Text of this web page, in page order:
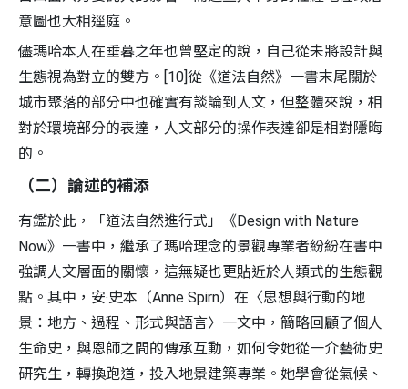
意圖也大相逕庭。
儘瑪哈本人在垂暮之年也曾堅定的說，自己從未將設計與
生態視為對立的雙方。[10]從《道法自然》一書末尾關於
城市聚落的部分中也確實有談論到人文，但整體來說，相
對於環境部分的表達，人文部分的操作表達卻是相對隱晦
的。
（二）論述的補添
有鑑於此，「道法自然進行式」《Design with Nature
Now》一書中，繼承了瑪哈理念的景觀專業者紛紛在書中
強調人文層面的關懷，這無疑也更貼近於人類式的生態觀
點。其中，安‧史本（Anne Spirn）在〈思想與行動的地
景：地方、過程、形式與語言〉一文中，簡略回顧了個人
生命史，與恩師之間的傳承互動，如何令她從一介藝術史
研究生，轉換跑道，投入地景建築專業。她學會從氣候、